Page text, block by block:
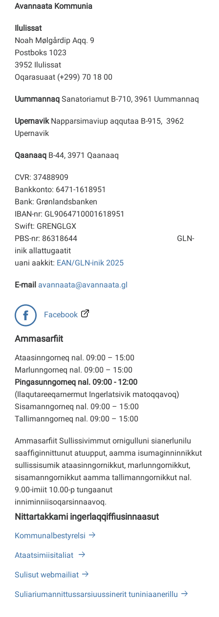
Avannaata Kommunia
Ilulissat
Noah Mølgårdip Aqq. 9
Postboks 1023
3952 Ilulissat
Oqarasuaat (+299) 70 18 00
Uummannaq Sanatoriamut B-710, 3961 Uummannaq
Upernavik Napparsimaviup aqqutaa B-915, 3962
Upernavik
Qaanaaq B-44, 3971 Qaanaaq
CVR: 37488909
Bankkonto: 6471-1618951
Bank: Grønlandsbanken
IBAN-nr: GL9064710001618951
Swift: GRENGLGX
PBS-nr: 86318644 GLN-
inik allattugaatit
uani aakkit: EAN/GLN-inik 2025
E-mail avannaata@avannaata.gl
Facebook
Ammasarfiit
Ataasinngorneq nal. 09:00 – 15:00
Marlunngorneq nal. 09:00 – 15:00
Pingasunngorneq nal. 09:00 - 12:00
(Ilaqutareeqarnermut Ingerlatsivik matoqqavoq)
Sisamanngorneq nal. 09:00 – 15:00
Tallimanngorneq nal. 09:00 – 15:00
Ammasarfiit Sullissivimmut ornigulluni sianerlunilu
saaffiginnittunut atuupput, aamma isumaginninnikkut
sullissisumik ataasinngornikkut, marlunngornikkut,
sisamanngornikkut aamma tallimanngornikkut nal.
9.00-imiit 10.00-p tungaanut
inniminniisoqarsinnaavoq.
Nittartakkami ingerlaqqiffiusinnaasut
Kommunalbestyrelsi
Ataatsimiisitaliat
Sulisut webmailiat
Suliariumannittussarsiuussinerit tuniniaanerillu